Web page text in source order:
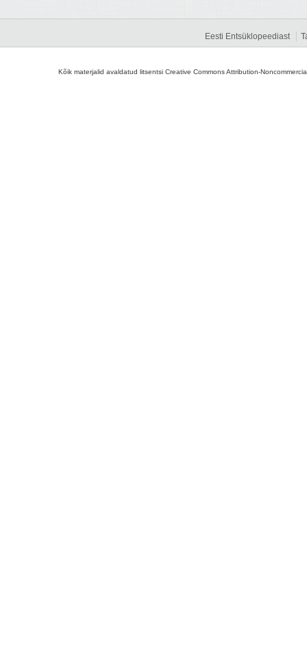
Eesti Entsüklopeediast
Kõik materjalid avaldatud litsentsi Creative Commons Attribution-